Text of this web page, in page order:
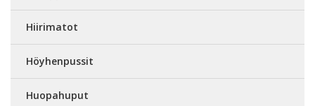
Hiirimatot
Höyhenpussit
Huopahuput